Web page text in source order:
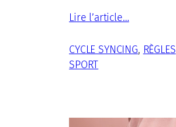
Lire l’article…
CYCLE SYNCING, RÈGLES
SPORT